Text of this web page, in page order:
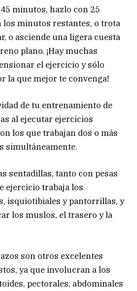
minutos, hazlo con 25
minutos restantes, o trota
o asciende una ligera cuesta
plano. ¡Hay muchas
el ejercicio y sólo
la que mejor te convenga!
de tu entrenamiento de
al ejecutar ejercicios
los que trabajan dos o más
simultáneamente.
sentadillas, tanto con pesas
ejercicio trabaja los
isquiotibiales y pantorrillas, y
los muslos, el trasero y la
son otros excelentes
ya que involucran a los
pectorales, abdominales